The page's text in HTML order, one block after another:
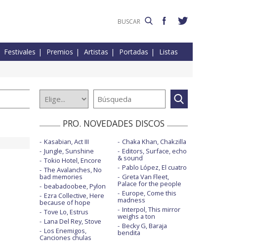
Festivales Premios Artistas Portadas Listas
PRO. NOVEDADES DISCOS
Kasabian, Act III
Jungle, Sunshine
Tokio Hotel, Encore
The Avalanches, No
bad memories
beabadoobee, Pylon
Ezra Collective, Here
because of hope
Tove Lo, Estrus
Lana Del Rey, Stove
Los Enemigos,
Canciones chulas
Chaka Khan, Chakzilla
Editors, Surface, echo
& sound
Pablo López, El cuatro
Greta Van Fleet,
Palace for the people
Europe, Come this
madness
Interpol, This mirror
weighs a ton
Becky G, Baraja
bendita